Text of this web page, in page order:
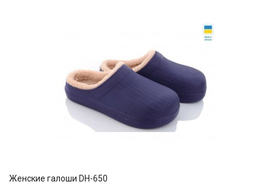
Женские галоши DH-650